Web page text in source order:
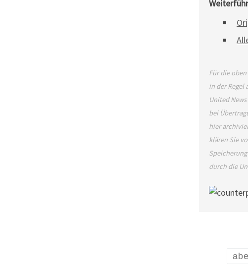
Für die
in der Regel
United
bei
hier
klären Sie
durch die